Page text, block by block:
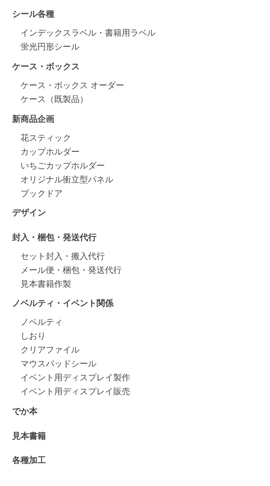
シール各種
インデックスラベル・書籍用ラベル
蛍光円形シール
ケース・ボックス
ケース・ボックス オーダー
ケース（既製品）
新商品企画
花スティック
カップホルダー
いちごカップホルダー
オリジナル衝立型パネル
ブックドア
デザイン
封入・梱包・発送代行
セット封入・搬入代行
メール便・梱包・発送代行
見本書籍作製
ノベルティ・イベント関係
ノベルティ
しおり
クリアファイル
マウスパッドシール
イベント用ディスプレイ製作
イベント用ディスプレイ販売
でか本
見本書籍
各種加工